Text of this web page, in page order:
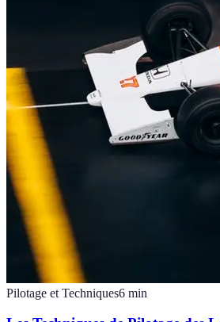
Pilotage et Techniques6 min